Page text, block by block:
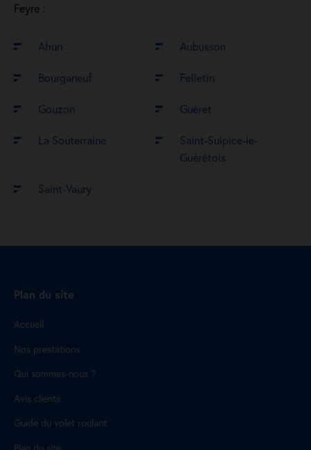
Feyre :
Ahun Aubusson
Bourganeuf Felletin
Gouzon Guéret
La Souterraine
Saint-Sulpice-le-
Guérétois
Saint-Vaury
Plan du site
Accueil
Nos prestations
Qui sommes-nous ?
Avis clients
Guide du volet roulant
Plan du site